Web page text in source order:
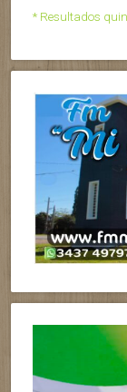
* Resultados